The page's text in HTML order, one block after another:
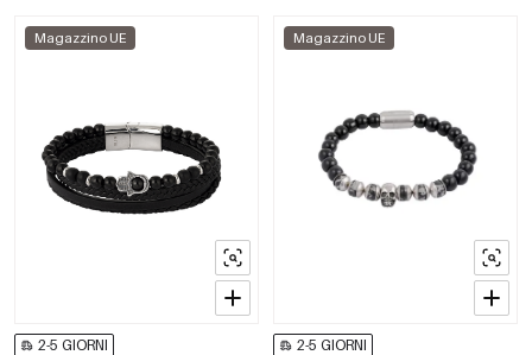
Magazzino UE
2-5 GIORNI
Magazzino UE
2-5 GIORNI